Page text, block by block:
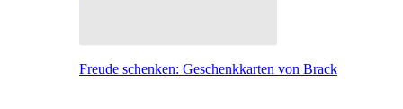
Freude schenken: Geschenkkarten von Brack